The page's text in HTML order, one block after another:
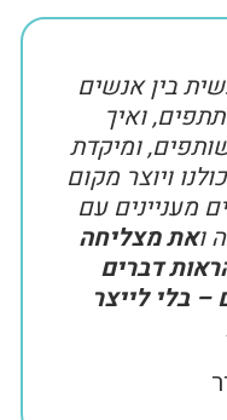
בין אנשים
ואיך
ומיקדת
ויוצר מקום
עם
את מצליחה
דברים
בלי לייצר